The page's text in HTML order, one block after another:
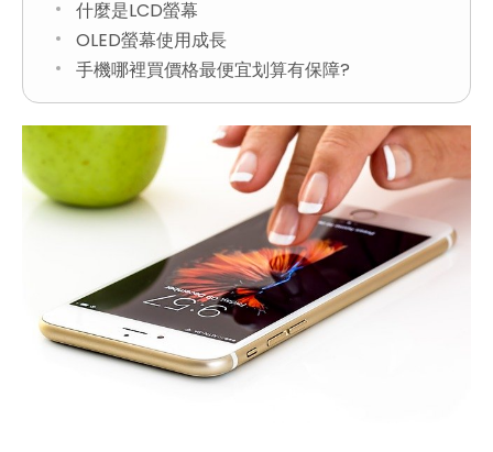
什麼是LCD螢幕
OLED螢幕使用成長
手機哪裡買價格最便宜划算有保障?